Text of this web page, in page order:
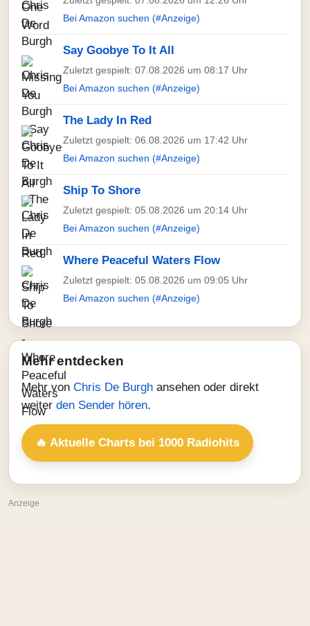
Bei Amazon suchen (#Anzeige)
Say Goobye To It All
Zuletzt gespielt: 07.08.2026 um 08:17 Uhr
Bei Amazon suchen (#Anzeige)
The Lady In Red
Zuletzt gespielt: 06.08.2026 um 17:42 Uhr
Bei Amazon suchen (#Anzeige)
Ship To Shore
Zuletzt gespielt: 05.08.2026 um 20:14 Uhr
Bei Amazon suchen (#Anzeige)
Where Peaceful Waters Flow
Zuletzt gespielt: 05.08.2026 um 09:05 Uhr
Bei Amazon suchen (#Anzeige)
Mehr entdecken
Mehr von Chris De Burgh ansehen oder direkt
weiter den Sender hören.
🔥 Aktuelle Charts bei 1000 Radiohits
Anzeige